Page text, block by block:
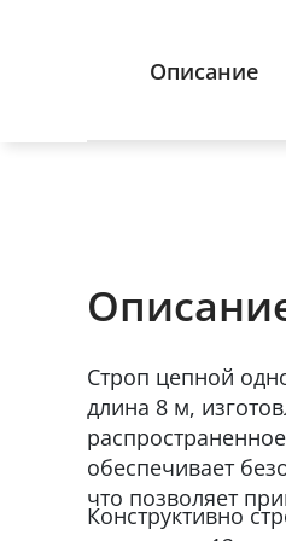
Описание
Строп цепной
длина 8 м,
обеспечивает
что позволяет
Конструктивно